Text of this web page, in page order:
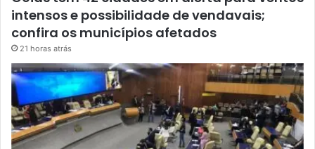
intensos e possibilidade de vendavais;
confira os municípios afetados
21 horas atrás